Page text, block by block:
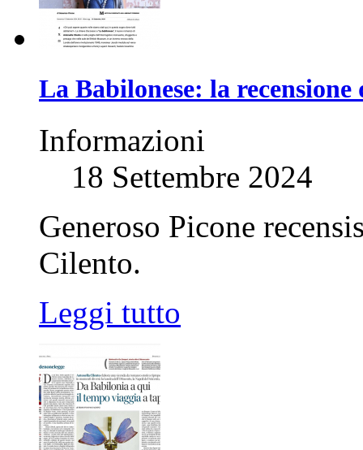
La Babilonese: la
Informazioni
18 Settembre 2024
Generoso Picone
Cilento.
Leggi tutto